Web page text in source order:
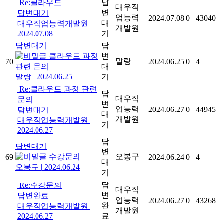
Re:클라우드
답변대기
대우직업능력개발원 |
2024.07.08
답
변
대
기
대우직
업능력
개발원
2024.07.08 0 43040
70
답변대기
클라우드 과정
관련 문의
말랑 | 2024.06.25
답
변
대
기
말랑 2024.06.25 0 4
Re:클라우드 과정 관련
문의
답변대기
대우직업능력개발원 |
2024.06.27
답
변
대
기
대우직
업능력
개발원
2024.06.27 0 44945
69
답변대기
수강문의
오봉구 | 2024.06.24
답
변
대
기
오봉구 2024.06.24 0 4
Re:수강문의
답변완료
대우직업능력개발원 |
2024.06.27
답
변
완
료
대우직
업능력
개발원
2024.06.27 0 43268